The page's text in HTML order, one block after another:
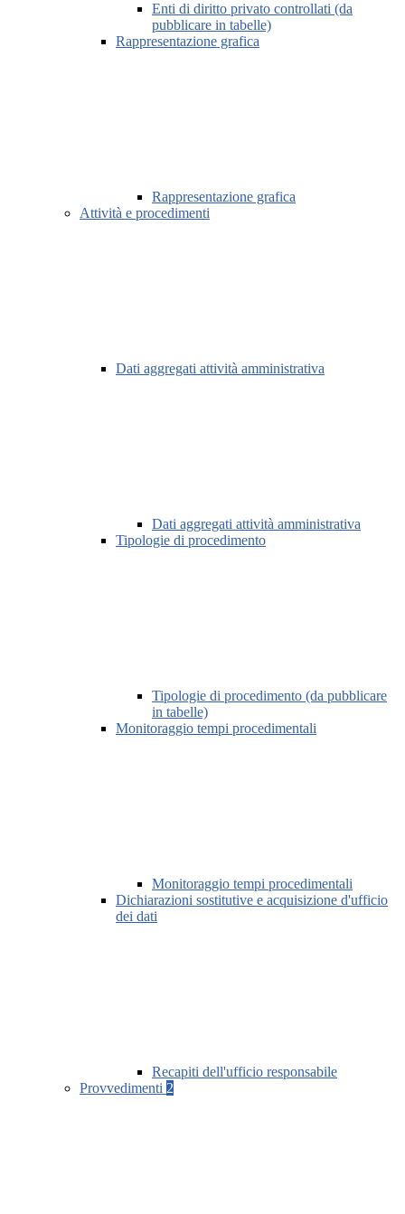
Enti di diritto privato controllati (da
pubblicare in tabelle)
Rappresentazione grafica
Rappresentazione grafica
Attività e procedimenti
Dati aggregati attività amministrativa
Dati aggregati attività amministrativa
Tipologie di procedimento
Tipologie di procedimento (da pubblicare
in tabelle)
Monitoraggio tempi procedimentali
Monitoraggio tempi procedimentali
Dichiarazioni sostitutive e acquisizione d'ufficio
dei dati
Recapiti dell'ufficio responsabile
Provvedimenti 2